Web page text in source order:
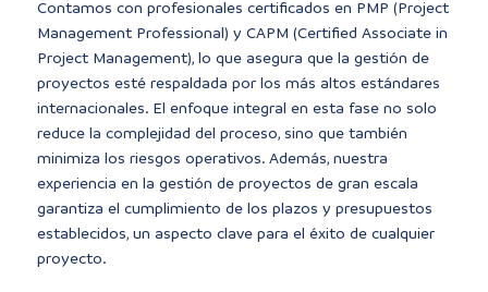
Contamos con profesionales certificados en PMP (Project
Management Professional) y CAPM (Certified Associate in
Project Management), lo que asegura que la gestión de
proyectos esté respaldada por los más altos estándares
internacionales. El enfoque integral en esta fase no solo
reduce la complejidad del proceso, sino que también
minimiza los riesgos operativos. Además, nuestra
experiencia en la gestión de proyectos de gran escala
garantiza el cumplimiento de los plazos y presupuestos
establecidos, un aspecto clave para el éxito de cualquier
proyecto.